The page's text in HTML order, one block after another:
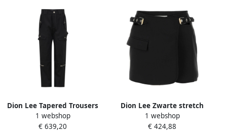
Dion Lee Tapered Trousers
Black Dames
1 webshop
€ 639,20
Dion Lee Zwarte stretch
mini rok Black Dames
1 webshop
€ 424,88